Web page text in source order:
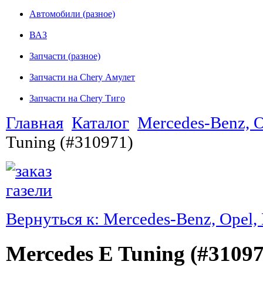
Автомобили (разное)
ВАЗ
Запчасти (разное)
Запчасти на Chery Амулет
Запчасти на Chery Тиго
Главная Каталог Mercedes-Benz,
Tuning (#310971)
Вернуться к: Mercedes-Benz,
Mercedes E Tuning